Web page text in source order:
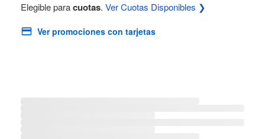
Elegible paracuotas. Ver Cuotas Disponibles ❯
Ver promociones con tarjetas